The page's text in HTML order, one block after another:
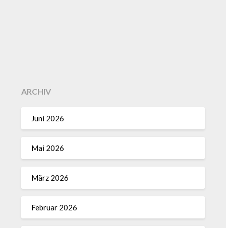
ARCHIV
Juni 2026
Mai 2026
März 2026
Februar 2026